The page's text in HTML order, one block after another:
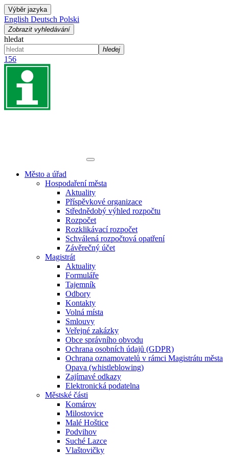
Výběr jazyka
English Deutsch Polski
Zobrazit vyhledávání
hledat
hledej
156
Město a úřad
Hospodaření města
Aktuality
Příspěvkové organizace
Střednědobý výhled rozpočtu
Rozpočet
Rozklikávací rozpočet
Schválená rozpočtová opatření
Závěrečný účet
Magistrát
Aktuality
Formuláře
Tajemník
Odbory
Kontakty
Volná místa
Smlouvy
Veřejné zakázky
Obce správního obvodu
Ochrana osobních údajů (GDPR)
Ochrana oznamovatelů v rámci Magistrátu města
Opava (whistleblowing)
Zajímavé odkazy
Elektronická podatelna
Městské části
Komárov
Milostovice
Malé Hoštice
Podvihov
Suché Lazce
Vlaštovičky